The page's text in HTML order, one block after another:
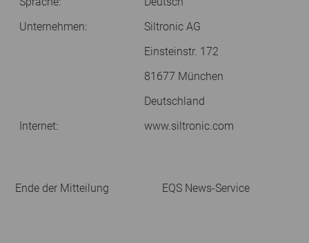
Unternehmen:
Siltronic AG
Einsteinstr. 172
81677 München
Deutschland
Internet:
www.siltronic.com
Ende der Mitteilung EQS News-Service